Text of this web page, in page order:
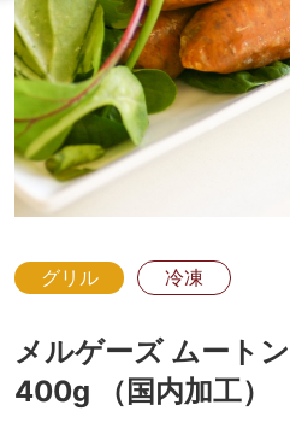
グリル 冷凍
メルゲーズ ムート
400g （国内加工）